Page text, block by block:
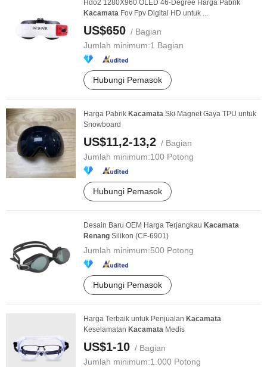
Hdo2 1280X960 OLED 46-Degree Harga Pabrik
Kacamata Fov Fpv Digital HD untuk ...
US$650 / Bagian
Jumlah minimum:1 Bagian
Hubungi Pemasok
Harga Pabrik Kacamata Ski Magnet Gaya TPU untuk
Snowboard
US$11,2-13,2 / Bagian
Jumlah minimum:100 Potong
Hubungi Pemasok
Desain Baru OEM Harga Terjangkau Kacamata
Renang Silikon (CF-6901)
Jumlah minimum:500 Potong
Hubungi Pemasok
Harga Terbaik untuk Penjualan Kacamata
Keselamatan Kacamata Medis
US$1-10 / Bagian
Jumlah minimum:1.000 Potong